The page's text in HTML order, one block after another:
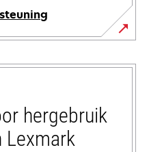
hergebruik
Lexmark